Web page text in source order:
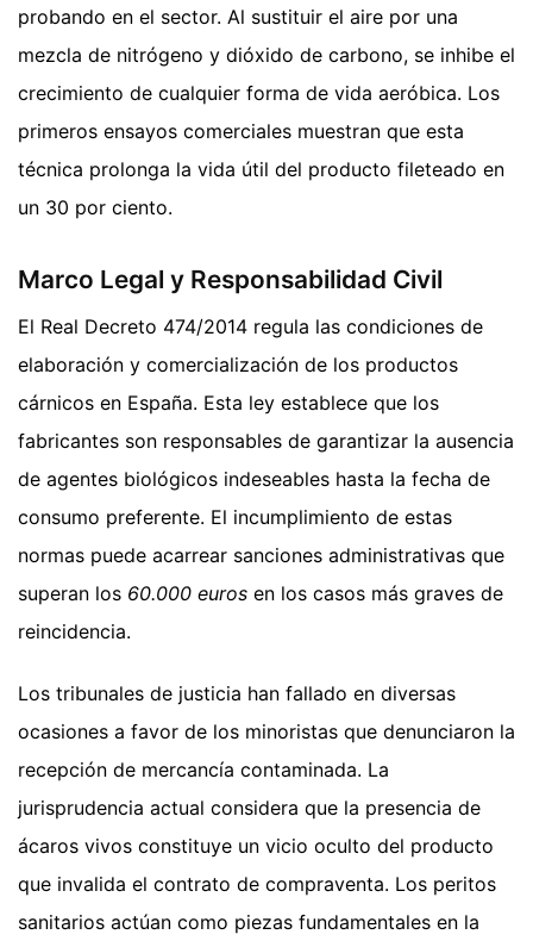
probando en el sector. Al sustituir el aire por una
mezcla de nitrógeno y dióxido de carbono, se inhibe el
crecimiento de cualquier forma de vida aeróbica. Los
primeros ensayos comerciales muestran que esta
técnica prolonga la vida útil del producto fileteado en
un 30 por ciento.
Marco Legal y Responsabilidad Civil
El Real Decreto 474/2014 regula las condiciones de
elaboración y comercialización de los productos
cárnicos en España. Esta ley establece que los
fabricantes son responsables de garantizar la ausencia
de agentes biológicos indeseables hasta la fecha de
consumo preferente. El incumplimiento de estas
normas puede acarrear sanciones administrativas que
superan los 60.000 euros en los casos más graves de
reincidencia.
Los tribunales de justicia han fallado en diversas
ocasiones a favor de los minoristas que denunciaron la
recepción de mercancía contaminada. La
jurisprudencia actual considera que la presencia de
ácaros vivos constituye un vicio oculto del producto
que invalida el contrato de compraventa. Los peritos
sanitarios actúan como piezas fundamentales en la